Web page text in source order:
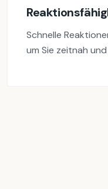
Schnelle
um Sie zeitnah